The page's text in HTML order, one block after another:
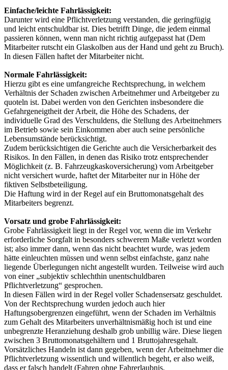
Einfache/leichte Fahrlässigkeit:
Darunter wird eine Pflichtverletzung verstanden, die geringfügig
und leicht entschuldbar ist. Dies betrifft Dinge, die jedem einmal
passieren können, wenn man nicht richtig aufgepasst hat (Dem
Mitarbeiter rutscht ein Glaskolben aus der Hand und geht zu Bruch).
In diesen Fällen haftet der Mitarbeiter nicht.
Normale Fahrlässigkeit:
Hierzu gibt es eine umfangreiche Rechtsprechung, in welchem
Verhältnis der Schaden zwischen Arbeitnehmer und Arbeitgeber zu
quoteln ist. Dabei werden von den Gerichten insbesondere die
Gefahrgeneigtheit der Arbeit, die Höhe des Schadens, der
individuelle Grad des Verschuldens, die Stellung des Arbeitnehmers
im Betrieb sowie sein Einkommen aber auch seine persönliche
Lebensumstände berücksichtigt.
Zudem berücksichtigen die Gerichte auch die Versicherbarkeit des
Risikos. In den Fällen, in denen das Risiko trotz entsprechender
Möglichkeit (z. B. Fahrzeugkaskoversicherung) vom Arbeitgeber
nicht versichert wurde, haftet der Mitarbeiter nur in Höhe der
fiktiven Selbstbeteiligung.
Die Haftung wird in der Regel auf ein Bruttomonatsgehalt des
Mitarbeiters begrenzt.
Vorsatz und grobe Fahrlässigkeit:
Grobe Fahrlässigkeit liegt in der Regel vor, wenn die im Verkehr
erforderliche Sorgfalt in besonders schwerem Maße verletzt worden
ist; also immer dann, wenn das nicht beachtet wurde, was jedem
hätte einleuchten müssen und wenn selbst einfachste, ganz nahe
liegende Überlegungen nicht angestellt wurden. Teilweise wird auch
von einer „subjektiv schlechthin unentschuldbaren
Pflichtverletzung“ gesprochen.
In diesen Fällen wird in der Regel voller Schadensersatz geschuldet.
Von der Rechtsprechung wurden jedoch auch hier
Haftungsobergrenzen eingeführt, wenn der Schaden im Verhältnis
zum Gehalt des Mitarbeiters unverhältnismäßig hoch ist und eine
unbegrenzte Heranziehung deshalb grob unbillig wäre. Diese liegen
zwischen 3 Bruttomonatsgehältern und 1 Bruttojahresgehalt.
Vorsätzliches Handeln ist dann gegeben, wenn der Arbeitnehmer die
Pflichtverletzung wissentlich und willentlich begeht, er also weiß,
dass er falsch handelt (Fahren ohne Fahrerlaubnis,